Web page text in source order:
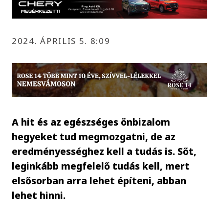
2024. ÁPRILIS 5. 8:09
A hit és az egészséges önbizalom
hegyeket tud megmozgatni, de az
eredményességhez kell a tudás is. Sőt,
leginkább megfelelő tudás kell, mert
elsősorban arra lehet építeni, abban
lehet hinni.